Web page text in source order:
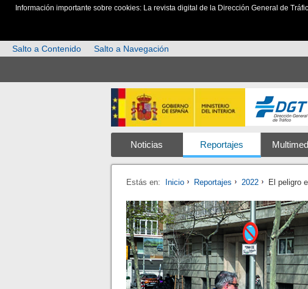
Información importante sobre cookies: La revista digital de la Dirección General de
Salto a Contenido
Salto a Navegación
Noticias Reportajes
Estás en: Inicio Reportajes 2022 El peligro